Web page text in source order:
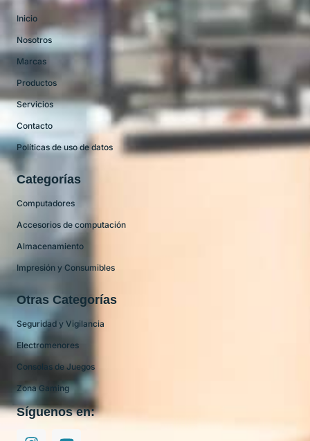
Inicio
Nosotros
Marcas
Productos
Servicios
Contacto
Políticas de uso de datos
Categorías
Computadores
Accesorios de computación
Almacenamiento
Impresión y Consumibles
Otras Categorías
Seguridad y Vigilancia
Electromenores
Consolas de Juegos
Zona Gaming
Síguenos en: